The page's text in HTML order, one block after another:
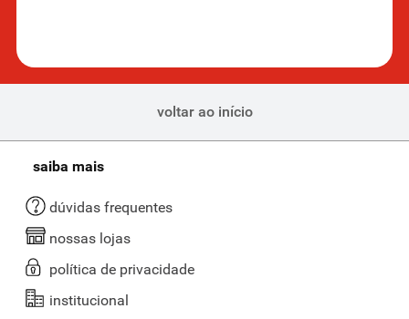
voltar ao início
saiba mais
dúvidas frequentes
nossas lojas
política de privacidade
institucional